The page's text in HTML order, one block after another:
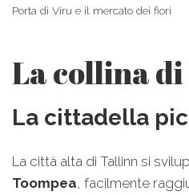
Porta di Viru e il mercato dei fiori
La collina di
La cittadella
La città alta di Tallinn si
Toompea, facilmente